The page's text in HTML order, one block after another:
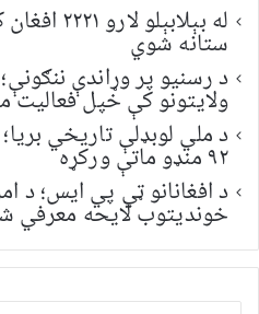
له
ستانه شوي
د رسنیو پر وړاندې
ولایتونو کې خپل فعالیت
د ملي لوبډلې تاریخي
۹۲ منډو ماتې ورکړه
د افغانانو ټي پي ایس؛ د
خونديتوب لایحه معرفي